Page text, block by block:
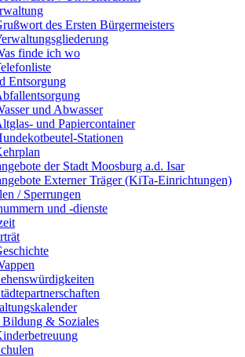
des Ersten Bürgermeisters
finde ich wo
Entsorgung
und Abwasser
und Papiercontainer
Stationen
der Stadt Moosburg a.d. Isar
Externer Träger (KiTa-Einrichtungen)
/ Sperrungen
und -dienste
& Soziales